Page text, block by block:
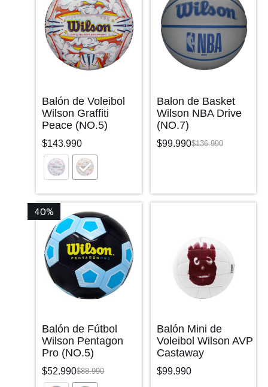
Balón de Voleibol
Wilson Graffiti
Peace (NO.5)
$143.990
Balon de Basket
Wilson NBA Drive
(NO.7)
$136.990
$99.990
40%
Balón de Fútbol
Wilson Pentagon
Pro (NO.5)
$88.990
$52.990
Balón Mini de
Voleibol Wilson AVP
Castaway
$99.990